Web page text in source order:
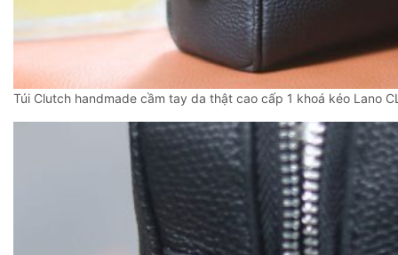
Túi Clutch handmade cầm tay da thật cao cấp 1 khoá kéo Lano